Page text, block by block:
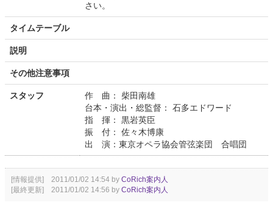
さい。
タイムテーブル
説明
その他注意事項
スタッフ
作 曲： 柴田南雄
台本・演出・総監督： 石多エドワード
指 揮： 黒岩英臣
振 付： 佐々木博康
出 演：東京オペラ協会管弦楽団 合唱団
[情報提供] 2011/01/02 14:54 by CoRich案内人
[最終更新] 2011/01/02 14:56 by CoRich案内人